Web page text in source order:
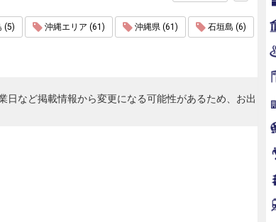
(5) 沖縄エリア (61) 沖縄県 (61) 石垣島 (6)
など掲載情報から変更になる可能性があるため、お出